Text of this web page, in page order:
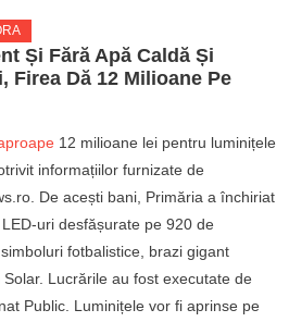
Și Fără Apă Caldă Și
Firea Dă 12 Milioane Pe
12 milioane lei pentru luminițele
informațiilor furnizate de
De acești bani, Primăria a închiriat
uri desfășurate pe 920 de
fotbalistice, brazi gigant
Solar. Lucrările au fost executate de
Public. Luminițele vor fi aprinse pe